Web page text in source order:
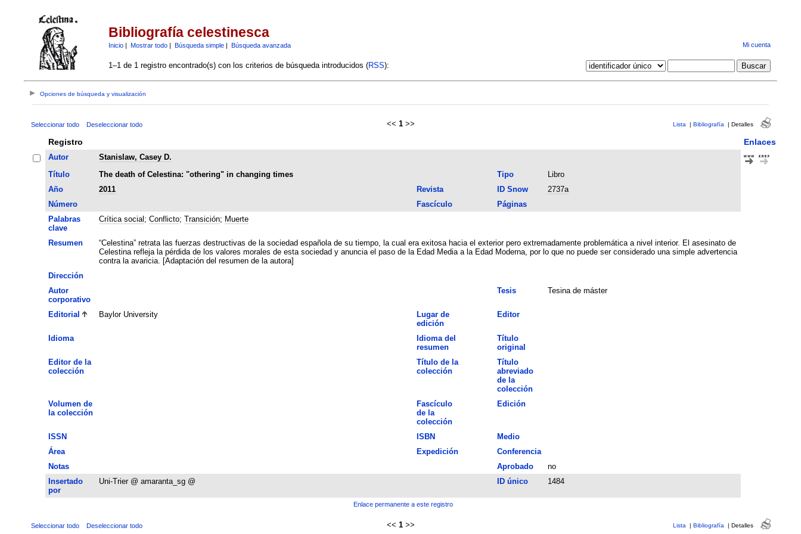
Bibliografía celestinesca
Inicio| Mostrar todo| Búsqueda simple| Búsqueda avanzada Mi cuenta
1–1 de 1 registro encontrado(s) con los criterios de búsqueda introducidos (RSS):
Opciones de búsqueda y visualización
Seleccionar todo Deseleccionar todo << 1 >> Lista | Bibliografía | Detalles
Registro Enlaces
Autor
Stanislaw, Casey D.
Título
The death of Celestina: "othering" in changing times Tipo
Libro
Año
2011 Revista ID Snow
2737a
Número
Fascículo
Páginas
Palabras
clave
Crítica social ; Conflicto; Transición; Muerte
Resumen
“Celestina” retrata las fuerzas destructivas de la sociedad española de su tiempo, la cual era exitosa hacia el exterior pero extremadamente problemática a nivel interior. El asesinato de
Celestina refleja la pérdida de los valores morales de esta sociedad y anuncia el paso de la Edad Media a la Edad Moderna, por lo que no puede ser considerado una simple advertencia
contra la avaricia. [Adaptación del resumen de la autora]
Dirección
Autor
corporativo
Tesis Tesina de máster
Editorial Baylor University
Lugar de
edición
Editor
Idioma
Idioma del
resumen
Título
original
Editor de la
colección
Título de la
colección
Título
abreviado
de la
colección
Volumen de
la colección
Fascículo
de la
colección
Edición
ISSN ISBN
Medio
Área
Expedición
Conferencia
Notas
Aprobado
no
Insertado
por
Uni-Trier @ amaranta_sg @ ID único 1484
Enlace permanente a este registro
Seleccionar todo Deseleccionar todo << 1 >> Lista | Bibliografía | Detalles